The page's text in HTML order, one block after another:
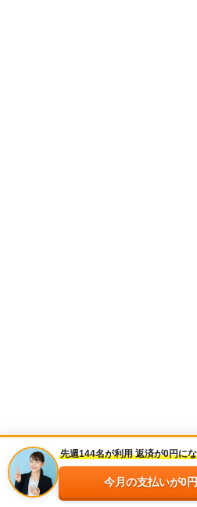
先週144名が利用 返済が0円に
今月の支払いが0